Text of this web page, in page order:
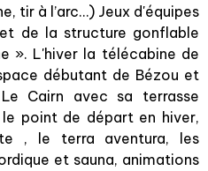
tir à l’arc…) Jeux d'équipes
de la structure gonflable
». L'hiver la télécabine de
débutant de Bézou et
Cairn avec sa terrasse
point de départ en hiver,
, le terra aventura, les
et sauna, animations